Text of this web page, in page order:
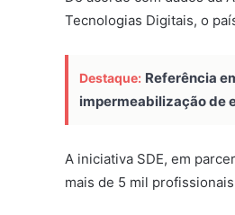
Tecnologias Digitais, o
Destaque: Referência
impermeabilização de
A iniciativa SDE, em
mais de 5 mil